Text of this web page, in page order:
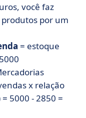
você faz
produtos por um
= estoque
x relação
5000 - 2850 =